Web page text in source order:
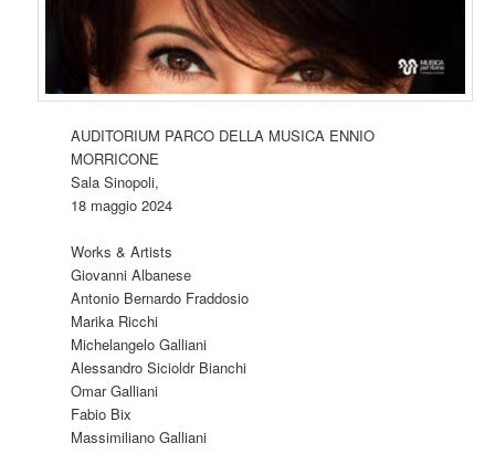
AUDITORIUM PARCO DELLA MUSICA ENNIO
MORRICONE
Sala Sinopoli,
18 maggio 2024
Works & Artists
Giovanni Albanese
Antonio Bernardo Fraddosio
Marika Ricchi
Michelangelo Galliani
Alessandro Sicioldr Bianchi
Omar Galliani
Fabio Bix
Massimiliano Galliani